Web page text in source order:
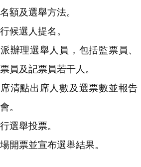
額及選舉方法。
候選人提名。
辦理選舉人員，包括監票員、
員及記票員若干人。
清點出席人數及選票數並報告
。
選舉投票。
開票並宣布選舉結果。